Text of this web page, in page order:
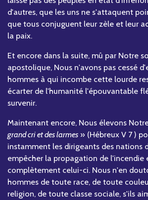
d'autres, que les uns ne s'attaquent
que tous conjuguent leur zèle et leur
la paix.
Et encore dans la suite, mû par Notre
apostolique, Nous n'avons pas cessé
hommes à qui incombe cette lourde
écarter de l'humanité l'épouvantable
survenir.
Maintenant encore, Nous élevons
grand cri et des larmes » (Hébreux V 7 )
instamment les dirigeants des nations
empêcher la propagation de l'incendie
complètement celui-ci. Nous n'en
hommes de toute race, de toute
religion, de toute classe sociale, s'ils